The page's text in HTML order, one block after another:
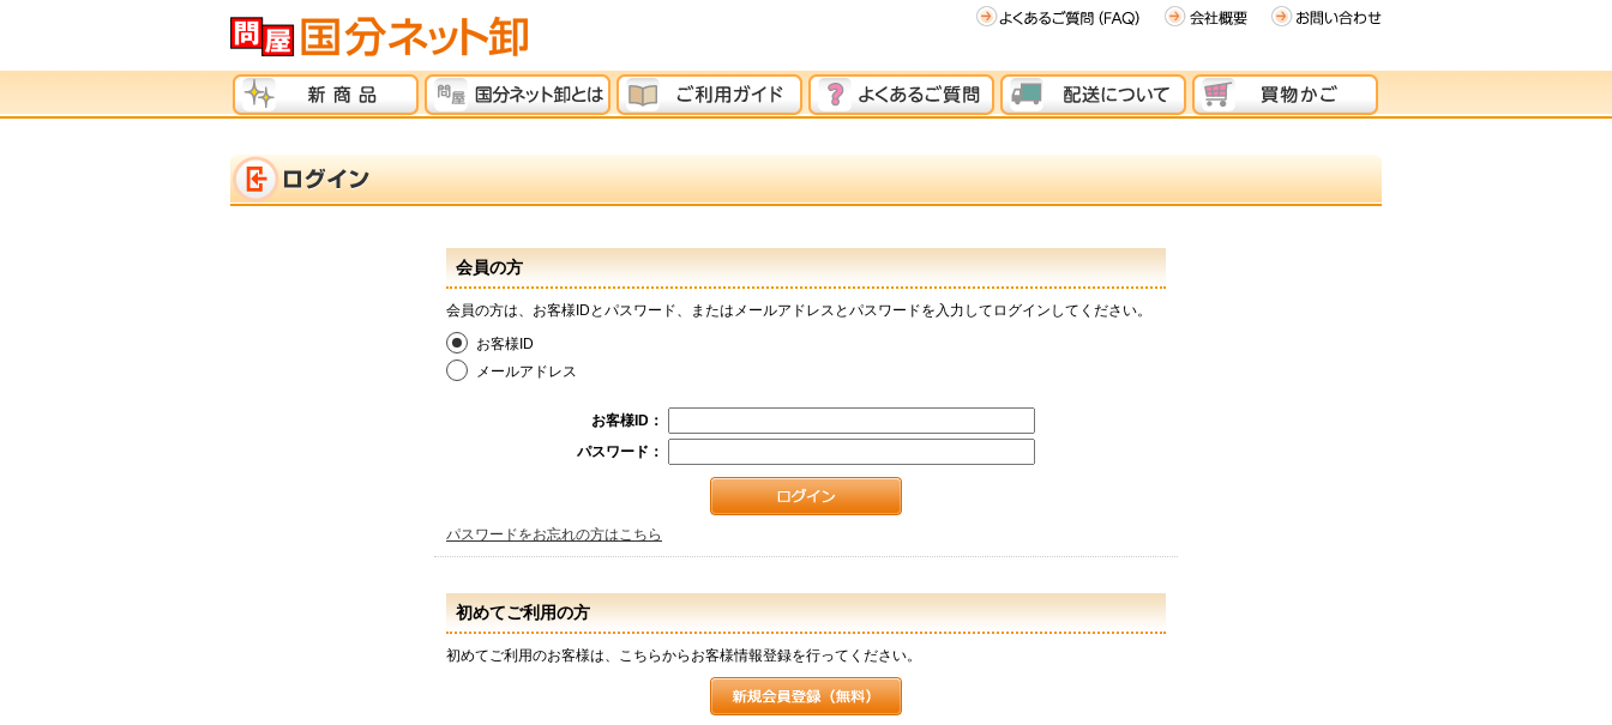
会員の方
会員の方は、お客様IDとパスワード、またはメールアドレスとパスワードを入力してログインしてください。
お客様ID
メールアドレス
お客様ID：
パスワード：
パスワードをお忘れの方はこちら
初めてご利用の方
初めてご利用のお客様は、こちらからお客様情報登録を行ってください。